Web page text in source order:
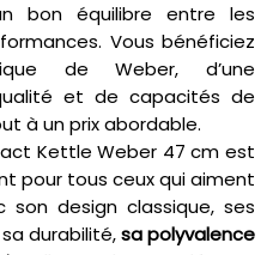
bon équilibre entre les
Vous bénéficiez
de Weber, d’une
et de capacités de
à un prix abordable.
Kettle Weber 47 cm est
pour tous ceux qui aiment
son design classique, ses
durabilité,sa polyvalence